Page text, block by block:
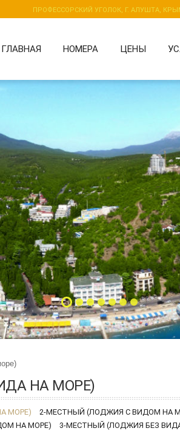
ПРОФЕССОРСКИЙ УГОЛОК, Г. АЛУШТА,
ГЛАВНАЯ НОМЕРА ЦЕНЫ
НА МОРЕ)
МОРЕ) 2-МЕСТНЫЙ (ЛОДЖИЯ С ВИДОМ НА
НА МОРЕ)
3-МЕСТНЫЙ (ЛОДЖИЯ БЕЗ